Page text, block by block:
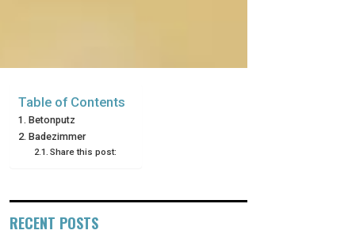
Table of Contents
Betonputz
Badezimmer
Share this post:
RECENT POSTS